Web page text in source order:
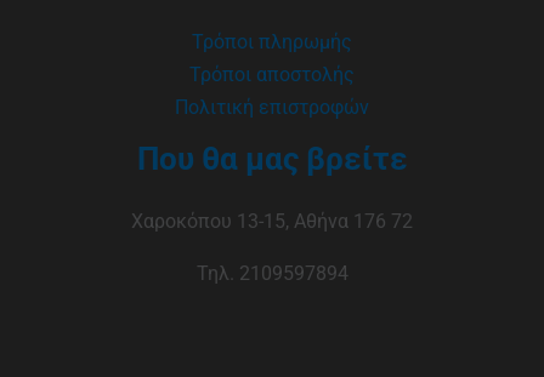
Τρόποι πληρωμής
Τρόποι αποστολής
Πολιτική επιστροφών
Που θα μας βρείτε
Χαροκόπου 13-15, Αθήνα 176 72
Τηλ. 2109597894